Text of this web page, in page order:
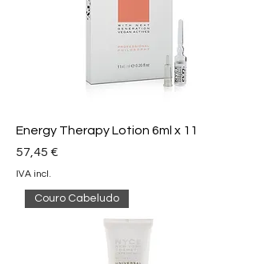
Energy Therapy Lotion 6ml x 11
Preço
57,45 €
IVA incl.
Couro Cabeludo